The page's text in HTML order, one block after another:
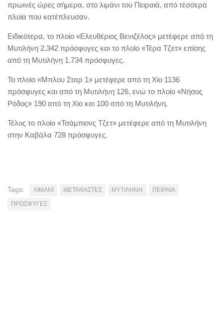
πρωινές ώρες σήμερα, στο λιμάνι του Πειραιά, από τέσσερα
πλοία που κατέπλευσαν.
Ειδικότερα, το πλοίο «Ελευθέριος Βενιζέλος» μετέφερε από τη
Μυτιλήνη 2.342 πρόσφυγες και το πλοίο «Τέρα Τζετ» επίσης
από τη Μυτιλήνη 1.734 πρόσφυγες.
Το πλοίο «Μπλου Σταρ 1» μετέφερε από τη Χίο 1136
πρόσφυγες και από τη Μυτιλήνη 126, ενώ το πλοίο «Νήσος
Ρόδος» 190 από τη Χίο και 100 από τη Μυτιλήνη.
Τέλος το πλοίο «Τσάμπιονς Τζετ» μετέφερε από τη Μυτιλήνη
στην Καβάλα 728 πρόσφυγες.
Tags: ΛΙΜΑΝΙ ΜΕΤΑΝΑΣΤΕΣ ΜΥΤΙΛΗΝΗ
ΠΕΙΡΑΙΑ
ΠΡΟΣΦΥΓΕΣ